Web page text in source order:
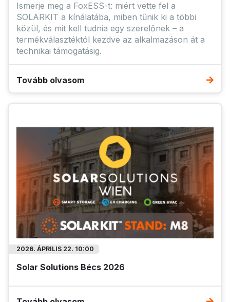
Ismerje meg a FoxESS-t: miért vette fel a
SOLARKIT a kínálatába, miben tűnik ki a többi
közül, és mit kell tudnia egy szerelőnek – a
termékválasztéktól kezdve az alkalmazáson át a
technikai támogatásig.
Tovább olvasom
2026. ÁPRILIS 22. 10:00
Solar Solutions Bécs 2026
Ajánlat lejár: 2026.09.10.
Raktáron
Ajánlat lejár: 2026.09.10.